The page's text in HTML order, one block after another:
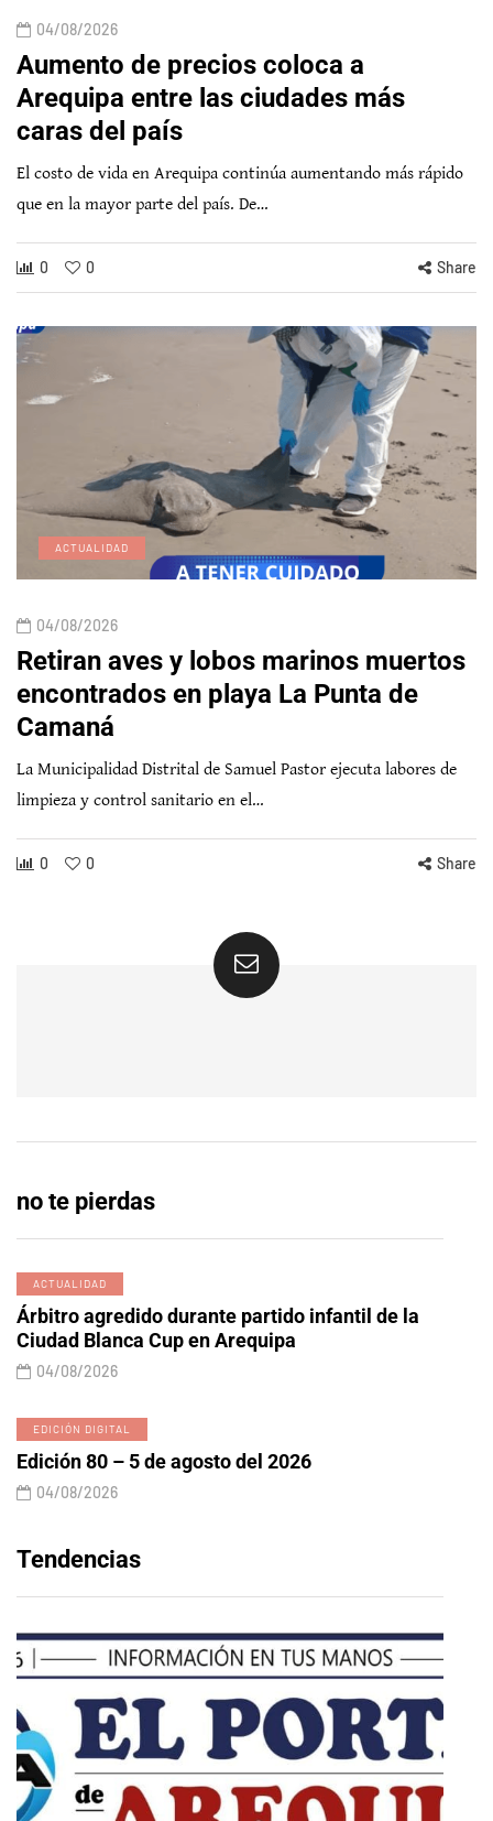
04/08/2026
Aumento de precios coloca a
Arequipa entre las ciudades más
caras del país
El costo de vida en Arequipa continúa aumentando más rápido
que en la mayor parte del país. De…
0 0 Share
ACTUALIDAD
04/08/2026
Retiran aves y lobos marinos muertos
encontrados en playa La Punta de
Camaná
La Municipalidad Distrital de Samuel Pastor ejecuta labores de
limpieza y control sanitario en el…
0 0 Share
no te pierdas
ACTUALIDAD
Árbitro agredido durante partido infantil de la
Ciudad Blanca Cup en Arequipa
04/08/2026
EDICIÓN DIGITAL
Edición 80 – 5 de agosto del 2026
04/08/2026
Tendencias